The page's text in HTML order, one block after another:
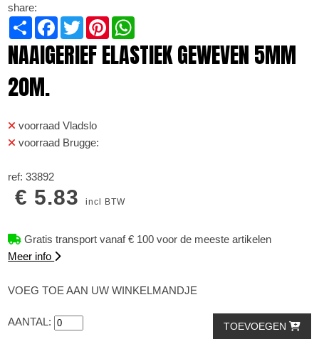
share:
Share Facebook
TwitterPinterest
NAAIGERIEF ELASTIEK GEWEVEN 5MM
20M.
voorraad Vladslo
voorraad Brugge:
ref: 33892
€ 5.83incl BTW
Gratis transport vanaf € 100 voor de meeste artikelen
Meer info
VOEG TOE AAN UW WINKELMANDJE
AANTAL: TOEVOEGEN